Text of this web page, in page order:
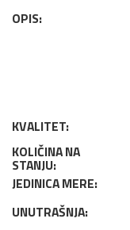
OPIS:
KVALITET:
KOLIČINA NA
STANJU:
JEDINICA MERE:
UNUTRAŠNJA: